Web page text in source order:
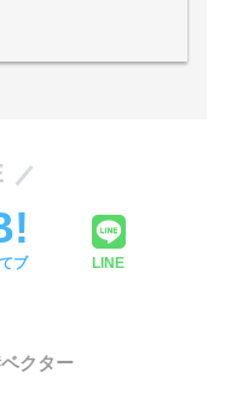
ブ LINE
ベクター